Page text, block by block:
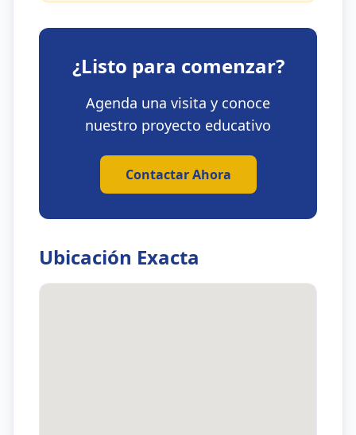
¿Listo para comenzar?
Agenda una visita y conoce
nuestro proyecto educativo
Contactar Ahora
Ubicación Exacta